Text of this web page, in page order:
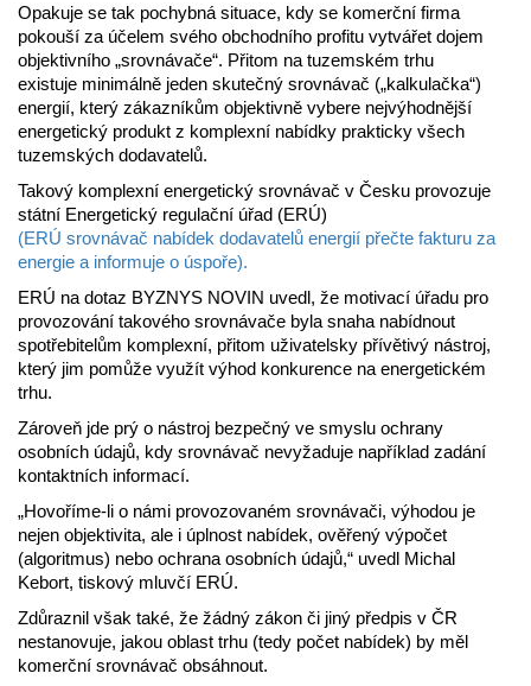
Opakuje se tak pochybná situace, kdy se komerční firma
pokouší za účelem svého obchodního profitu vytvářet dojem
objektivního „srovnávače“. Přitom na tuzemském trhu
existuje minimálně jeden skutečný srovnávač („kalkulačka“)
energií, který zákazníkům objektivně vybere nejvýhodnější
energetický produkt z komplexní nabídky prakticky všech
tuzemských dodavatelů.
Takový komplexní energetický srovnávač v Česku provozuje
státní Energetický regulační úřad (ERÚ)
(ERÚ srovnávač nabídek dodavatelů energií přečte fakturu za
energie a informuje o úspoře).
ERÚ na dotaz BYZNYS NOVIN uvedl, že motivací úřadu pro
provozování takového srovnávače byla snaha nabídnout
spotřebitelům komplexní, přitom uživatelsky přívětivý nástroj,
který jim pomůže využít výhod konkurence na energetickém
trhu.
Zároveň jde prý o nástroj bezpečný ve smyslu ochrany
osobních údajů, kdy srovnávač nevyžaduje například zadání
kontaktních informací.
„Hovoříme-li o námi provozovaném srovnávači, výhodou je
nejen objektivita, ale i úplnost nabídek, ověřený výpočet
(algoritmus) nebo ochrana osobních údajů,“ uvedl Michal
Kebort, tiskový mluvčí ERÚ.
Zdůraznil však také, že žádný zákon či jiný předpis v ČR
nestanovuje, jakou oblast trhu (tedy počet nabídek) by měl
komerční srovnávač obsáhnout.